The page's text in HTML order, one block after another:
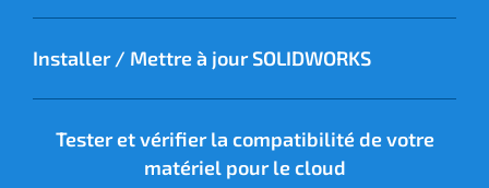
Installer / Mettre à jour SOLIDWORKS
Tester et vérifier la compatibilité de votre
matériel pour le cloud